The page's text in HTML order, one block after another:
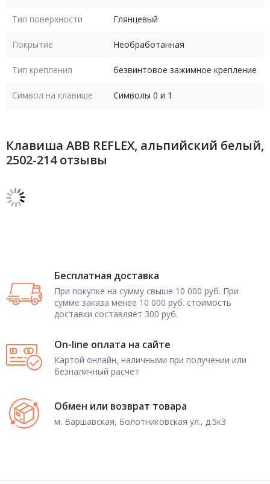
Тип поверхности Глянцевый
Покрытие Необработанная
Тип крепления безвинтовое зажимное крепление
Символ на клавише Символы 0 и 1
Клавиша ABB REFLEX, альпийский белый,
2502-214 отзывы
Бесплатная доставка
При покупке на сумму свыше 10 000 руб. При
сумме заказа менее 10 000 руб. стоимость
доставки составляет 300 руб.
On-line оплата на сайте
Картой онлайн, наличными при получении или
безналичный расчет
Обмен или возврат товара
м. Варшавская, Болотниковская ул., д.5к3